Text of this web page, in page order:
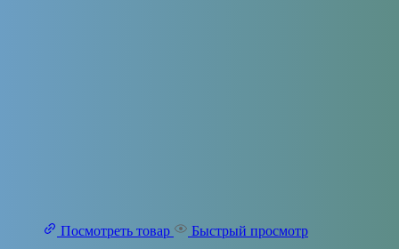
Посмотреть товар Быстрый просмотр